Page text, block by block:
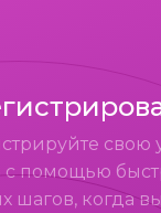
свою
с помощью
шагов, когда вы